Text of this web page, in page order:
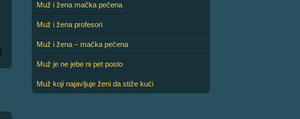
Muž i žena mačka pečena
Muž i žena profesori
Muž i žena – mačka pečena
Muž je ne jebe ni pet posto
Muž koji najavljuje ženi da stiže kući